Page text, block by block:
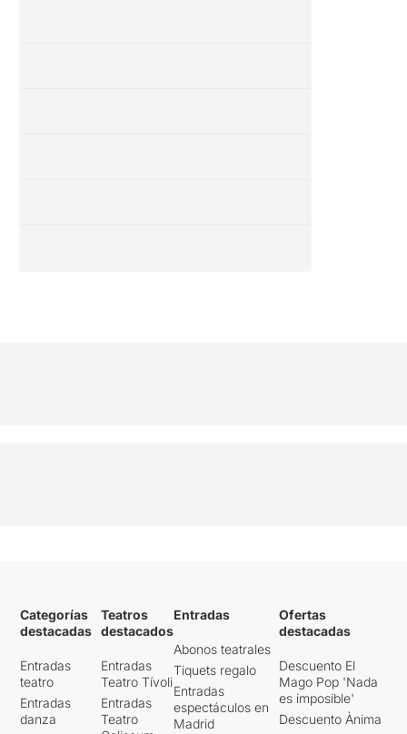
Categorías
destacadas
Entradas
teatro
Entradas
danza
Teatros
destacados
Entradas
Teatro Tívoli
Entradas
Teatro
Entradas
Abonos teatrales
Tiquets regalo
Entradas
espectáculos en
Madrid
Ofertas
destacadas
Descuento El
Mago Pop 'Nada
es imposible'
Descuento Ànima